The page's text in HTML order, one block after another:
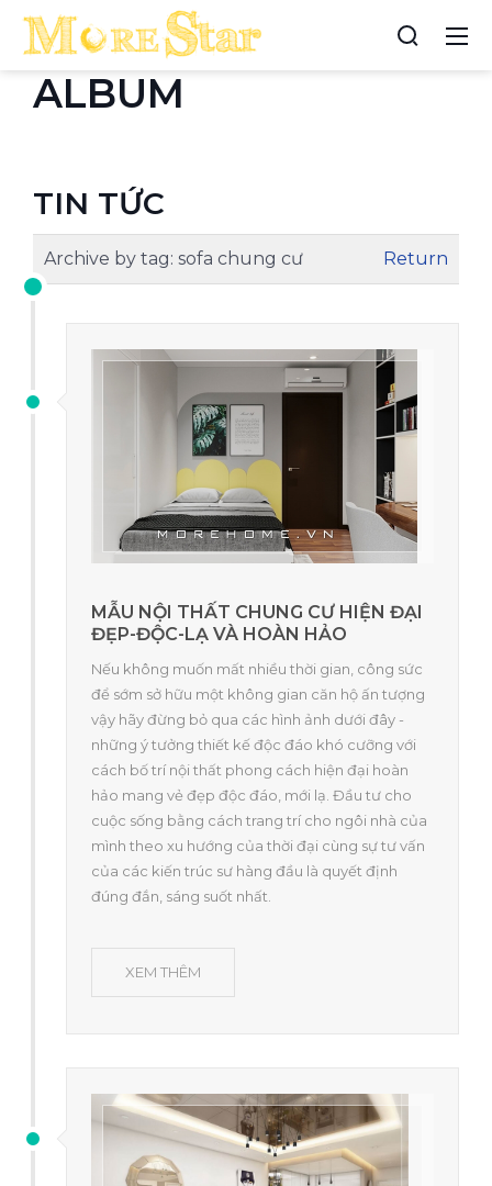
ALBUM
TIN TỨC
Archive by tag: sofa chung cư Return
MẪU NỘI THẤT CHUNG CƯ HIỆN ĐẠI
ĐẸP-ĐỘC-LẠ VÀ HOÀN HẢO
Nếu không muốn mất nhiều thời gian, công sức
để sớm sở hữu một không gian căn hộ ấn tượng
vậy hãy đừng bỏ qua các hình ảnh dưới đây -
những ý tưởng thiết kế độc đáo khó cưỡng với
cách bố trí nội thất phong cách hiện đại hoàn
hảo mang vẻ đẹp độc đáo, mới lạ. Đầu tư cho
cuộc sống bằng cách trang trí cho ngôi nhà của
mình theo xu hướng của thời đại cùng sự tư vấn
của các kiến trúc sư hàng đầu là quyết định
đúng đắn, sáng suốt nhất.
XEM THÊM